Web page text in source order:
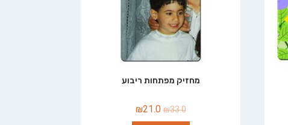
מחזיק מפתחות ריבוע
₪33.0
₪21.0